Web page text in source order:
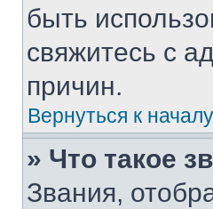
быть
свяжитесь с
причин.
Вернуться к началу
» Что такое
Звания,